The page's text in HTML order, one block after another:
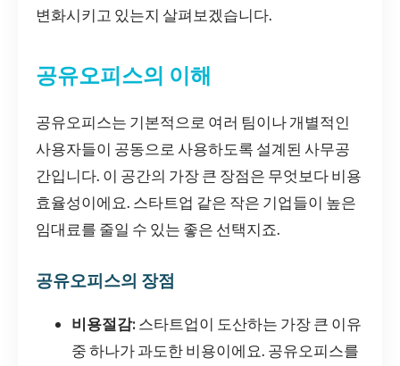
변화시키고 있는지 살펴보겠습니다.
공유오피스의 이해
공유오피스는 기본적으로 여러 팀이나 개별적인
사용자들이 공동으로 사용하도록 설계된 사무공
간입니다. 이 공간의 가장 큰 장점은 무엇보다 비용
효율성이에요. 스타트업 같은 작은 기업들이 높은
임대료를 줄일 수 있는 좋은 선택지죠.
공유오피스의 장점
비용절감: 스타트업이 도산하는 가장 큰 이유
중 하나가 과도한 비용이에요. 공유오피스를